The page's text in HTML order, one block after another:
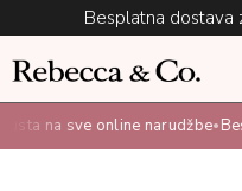
Besplatna dostava
na sve online narudžbe•